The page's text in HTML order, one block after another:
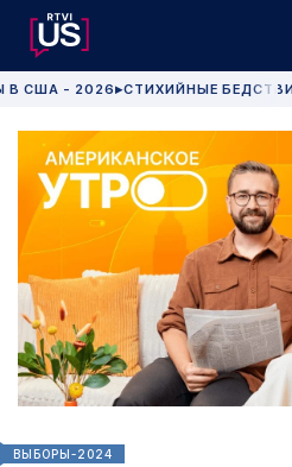
В США - 2026 ▶СТИХИЙНЫЕ
ВЫБОРЫ-2024